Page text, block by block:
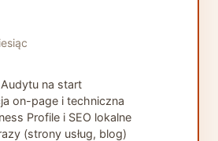
na start
on-page i techniczna
Profile i SEO lokalne
(strony usług, blog)